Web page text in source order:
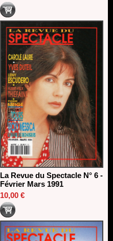
La Revue du Spectacle N° 6 -
Février Mars 1991
10,00 €